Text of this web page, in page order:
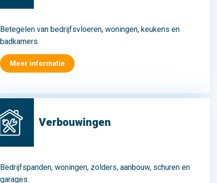
Betegelen van bedrijfsvloeren, woningen, keukens en
badkamers.
Meer informatie
Verbouwingen
Bedrijfspanden, woningen, zolders, aanbouw, schuren en
garages.